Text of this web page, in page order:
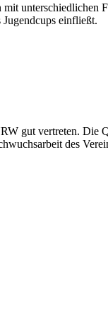
unterschiedlichen
einfließt.
gut vertreten. Die
des